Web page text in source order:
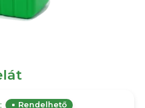
Rendelhető